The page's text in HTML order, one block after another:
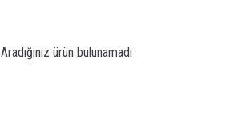
Aradığınız ürün bulunamadı